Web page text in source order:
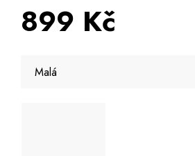
899 Kč
Malá